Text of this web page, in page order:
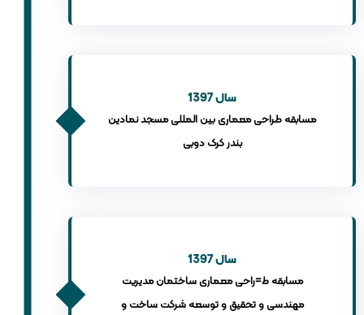
سال 1397
مسابقه طراحی معماری بین المللی مسجد نمادین
بندر کرک دوبی
سال 1397
مسابقه ط=راحی معماری ساختمان مدیریت
مهندسی و تحقیق و توسعه شرکت ساخت و